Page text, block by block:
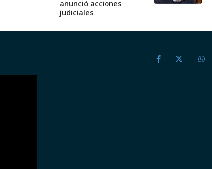
anunció acciones
judiciales